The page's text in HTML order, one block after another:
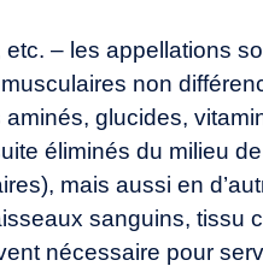
etc. – les appellations
non
glucides,
éliminés du milieu de
mais aussi en
sanguins, tissu
nécessaire pour